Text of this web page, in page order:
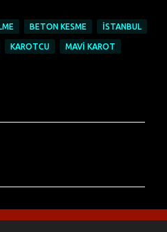
BETON KESME İSTANBUL
KAROTCU MAVI KAROT